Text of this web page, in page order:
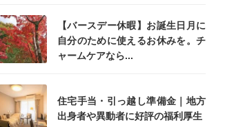
【バースデー休暇】お誕生日月に
自分のために使えるお休みを。チ
ャームケアなら...
住宅手当・引っ越し準備金｜地方
出身者や異動者に好評の福利厚生